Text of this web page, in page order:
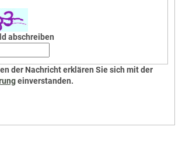
abschreiben
der Nachricht erklären Sie sich mit der
einverstanden.